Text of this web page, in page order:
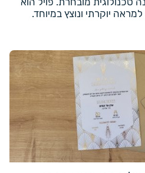
יוקרתי ונוצץ במיוחד.